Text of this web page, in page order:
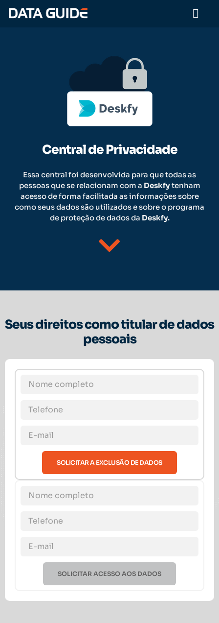
Central de Privacidade
Essa central foi desenvolvida para que todas as
pessoas que se relacionam com a Deskfytenham
acesso de forma facilitada as informações sobre
como seus dados são utilizados e sobre o programa
de proteção de dados da Deskfy.
Seus direitos como titular de dados
pessoais
SOLICITAR A EXCLUSÃO DE DADOS
SOLICITAR ACESSO AOS DADOS